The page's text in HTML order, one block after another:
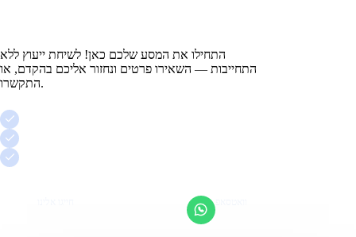
התחילו את המסע שלכם כאן! לשיחת ייעוץ ללא
התחייבות — השאירו פרטים ונחזור אליכם בהקדם, או
התקשרו.
מענה מהיר